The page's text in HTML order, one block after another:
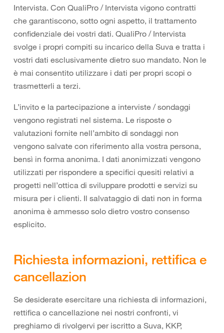
Intervista. Con QualiPro / Intervista vigono contratti
che garantiscono, sotto ogni aspetto, il trattamento
confidenziale dei vostri dati. QualiPro / Intervista
svolge i propri compiti su incarico della Suva e tratta i
vostri dati esclusivamente dietro suo mandato. Non le
è mai consentito utilizzare i dati per propri scopi o
trasmetterli a terzi.
L’invito e la partecipazione a interviste / sondaggi
vengono registrati nel sistema. Le risposte o
valutazioni fornite nell’ambito di sondaggi non
vengono salvate con riferimento alla vostra persona,
bensì in forma anonima. I dati anonimizzati vengono
utilizzati per rispondere a specifici quesiti relativi a
progetti nell’ottica di sviluppare prodotti e servizi su
misura per i clienti. Il salvataggio di dati non in forma
anonima è ammesso solo dietro vostro consenso
esplicito.
Richiesta informazioni, rettifica e
cancellazion
Se desiderate esercitare una richiesta di informazioni,
rettifica o cancellazione nei nostri confronti, vi
preghiamo di rivolgervi per iscritto a Suva, KKP,